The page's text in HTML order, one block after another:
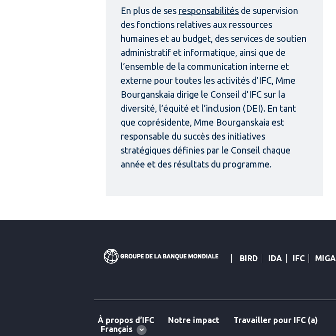
En plus de ses responsabilités de supervision
des fonctions relatives aux ressources
humaines et au budget, des services de soutien
administratif et informatique, ainsi que de
l’ensemble de la communication interne et
externe pour toutes les activités d'IFC, Mme
Bourganskaia dirige le Conseil d’IFC sur la
diversité, l’équité et l’inclusion (DEI). En tant
que coprésidente, Mme Bourganskaia est
responsable du succès des initiatives
stratégiques définies par le Conseil chaque
année et des résultats du programme.
BIRD IDA IFC MIGA
À propos d’IFC Notre impact
Travailler pour IFC (a)
Global
Français